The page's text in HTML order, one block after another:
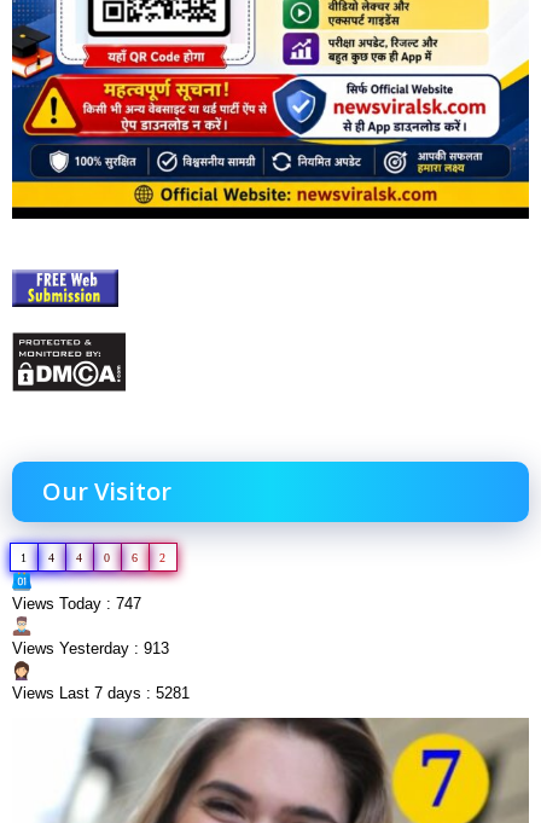
Our Visitor
1 4 4 0 6 2
Views Today : 747
Views Yesterday : 913
Views Last 7 days : 5281